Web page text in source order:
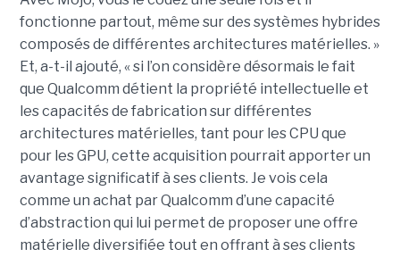
fonctionne partout, même sur des systèmes hybrides
composés de différentes architectures matérielles. »
Et, a-t-il ajouté, « si l’on considère désormais le fait
que Qualcomm détient la propriété intellectuelle et
les capacités de fabrication sur différentes
architectures matérielles, tant pour les CPU que
pour les GPU, cette acquisition pourrait apporter un
avantage significatif à ses clients. Je vois cela
comme un achat par Qualcomm d’une capacité
d’abstraction qui lui permet de proposer une offre
matérielle diversifiée tout en offrant à ses clients